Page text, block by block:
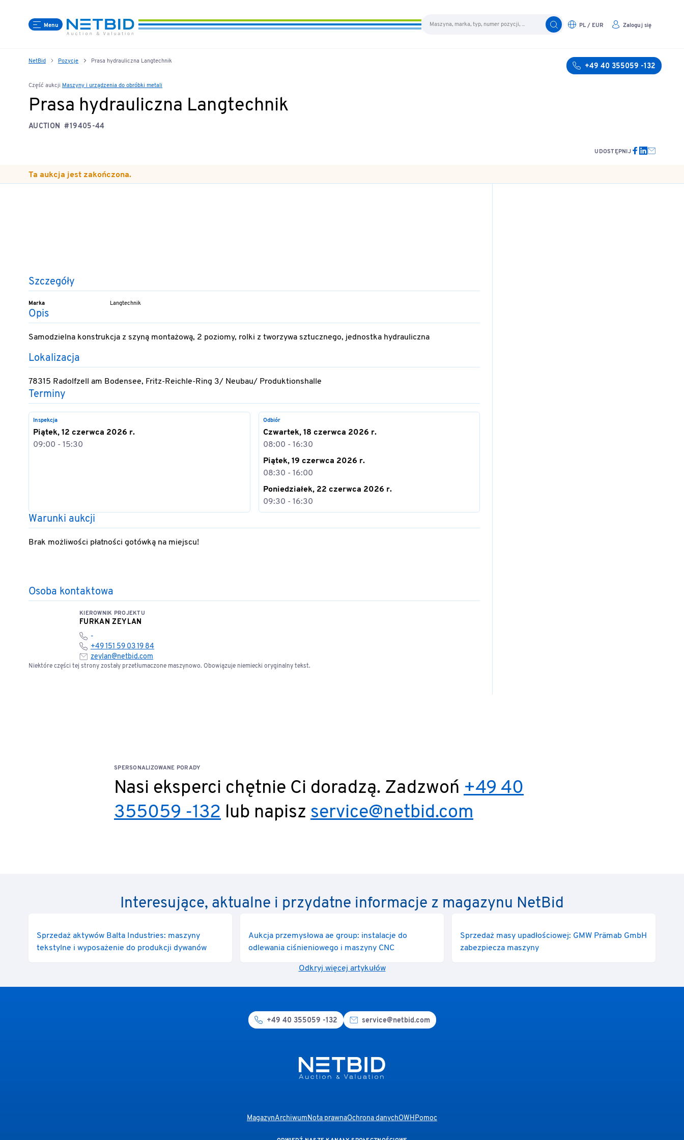
Menu PL / EUR Zaloguj się
NetBid Pozycje Prasa hydrauliczna Langtechnik
+49 40 355059 -132
Część aukcji Maszyny i urządzenia do obróbki metali
Prasa hydrauliczna Langtechnik
AUCTION #19405-44
UDOSTĘPNIJ
Ta aukcja jest zakończona.
Szczegóły
Marka Langtechnik
Opis
Samodzielna konstrukcja z szyną montażową, 2 poziomy, rolki z tworzywa sztucznego, jednostka hydrauliczna
Lokalizacja
78315 Radolfzell am Bodensee, Fritz-Reichle-Ring 3/ Neubau/ Produktionshalle
Terminy
Inspekcja
Piątek, 12 czerwca 2026 r.
09:00 - 15:30
Odbiór
Czwartek, 18 czerwca 2026 r.
08:00 - 16:30
Piątek, 19 czerwca 2026 r.
08:30 - 16:00
Poniedziałek, 22 czerwca 2026 r.
09:30 - 16:30
Warunki aukcji
Brak możliwości płatności gotówką na miejscu!
Osoba kontaktowa
KIEROWNIK PROJEKTU
FURKAN ZEYLAN
-
+49 151 59 03 19 84
zeylan@netbid.com
Niektóre części tej strony zostały przetłumaczone maszynowo. Obowiązuje niemiecki oryginalny tekst.
SPERSONALIZOWANE PORADY
Nasi eksperci chętnie Ci doradzą. Zadzwoń +49 40
355059 -132 lub napisz service@netbid.com
Interesujące, aktualne i przydatne informacje z magazynu NetBid
Sprzedaż aktywów Balta Industries: maszyny
tekstylne i wyposażenie do produkcji dywanów
Aukcja przemysłowa ae group: instalacje do
odlewania ciśnieniowego i maszyny CNC
Sprzedaż masy upadłościowej: GMW Prämab GmbH
zabezpiecza maszyny
Odkryj więcej artykułów
+49 40 355059 -132 service@netbid.com
MagazynArchiwumNota prawnaOchrona danychOWHPomoc